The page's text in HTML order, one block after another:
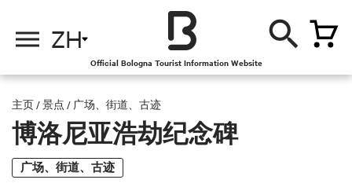
ZH
Official Bologna Tourist Information Website
主页 /景点 / 广场、街道、古迹
博洛尼亚浩劫纪念碑
广场、街道、古迹